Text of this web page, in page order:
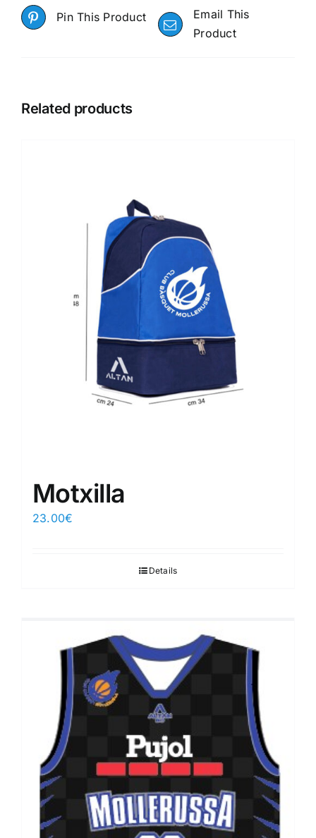
Pin This Product
Email This
Product
Related products
Motxilla
23.00€
Details